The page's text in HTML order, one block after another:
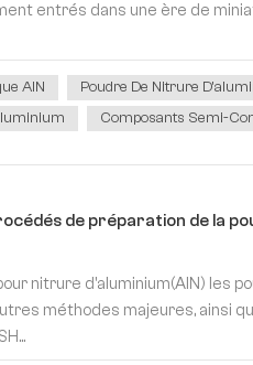
entrés dans une ère de
AlN Poudre De Nitrure
Composants Semi-
de préparation de la
nitrure d'aluminium(AlN) les
méthodes majeures, ainsi